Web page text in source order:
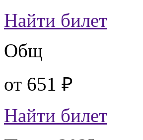
Найти билет
Общ
от 651 ₽
Найти билет